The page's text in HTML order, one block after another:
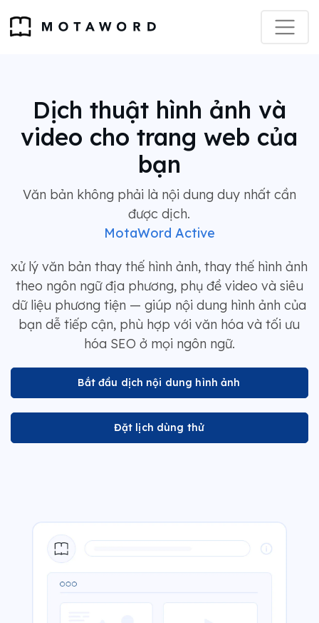
Dịch thuật hình ảnh và
video cho trang web của
bạn
Văn bản không phải là nội dung duy nhất cần
được dịch.
MotaWord Active
xử lý văn bản thay thế hình ảnh, thay thế hình ảnh
theo ngôn ngữ địa phương, phụ đề video và siêu
dữ liệu phương tiện — giúp nội dung hình ảnh của
bạn dễ tiếp cận, phù hợp với văn hóa và tối ưu
hóa SEO ở mọi ngôn ngữ.
Bắt đầu dịch nội dung hình ảnh
Đặt lịch dùng thử